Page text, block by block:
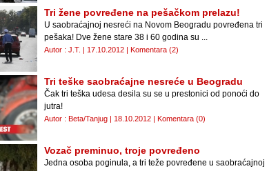
Tri žene povređene na pešačkom prelazu!
U saobraćajnoj nesreći na Novom Beogradu povređena tri
pešaka! Dve žene stare 38 i 60 godina su ...
Autor : J.T. | 17.10.2012 | Komentara (2)
Tri teške saobraćajne nesreće u Beogradu
Čak tri teška udesa desila su se u prestonici od ponoći do
jutra!
Autor : Beta/Tanjug | 18.10.2012 | Komentara (0)
Vozač preminuo, troje povređeno
Jedna osoba poginula, a tri teže povređene u saobraćajnoj